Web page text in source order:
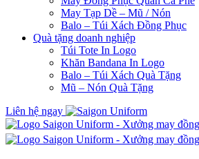
May Tạp Dề – Mũ / Nón
Balo – Túi Xách Đồng Phục
Quà tặng doanh nghiệp
Túi Tote In Logo
Khăn Bandana In Logo
Balo – Túi Xách Quà Tặng
Mũ – Nón Quà Tặng
Liên hệ ngay